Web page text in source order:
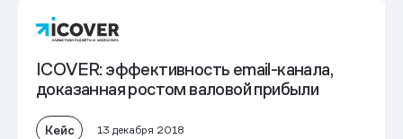
ICOVER: эффективность email-канала,
доказанная ростом валовой прибыли
Кейс 13 декабря 2018